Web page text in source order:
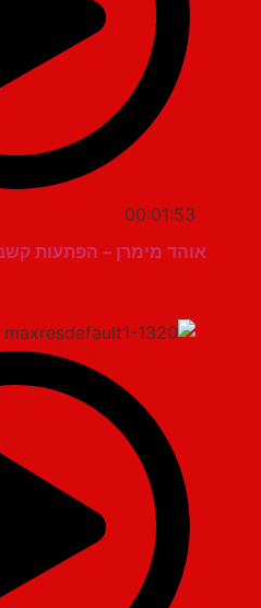
00:01:53
אוהד מימרן – הפתעות קשב וריכוז